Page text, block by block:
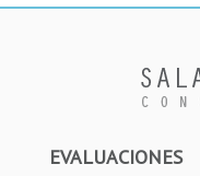
EVALUACIONES